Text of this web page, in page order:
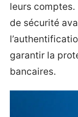
leurs comptes.
de sécurité
garantir la
bancaires.